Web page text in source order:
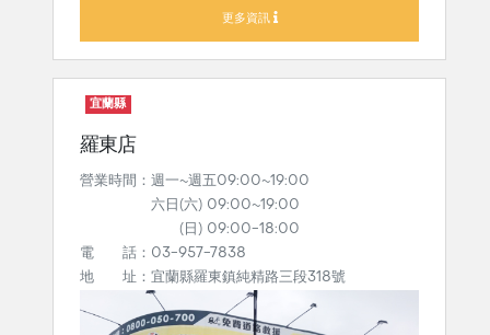
更多資訊
宜蘭縣
羅東店
營業時間：週一~週五09:00~19:00
六日(六) 09:00~19:00
(日) 09:00-18:00
電 話：03-957-7838
地 址：宜蘭縣羅東鎮純精路三段318號